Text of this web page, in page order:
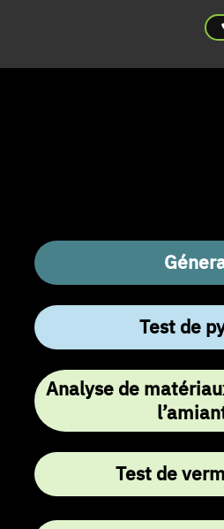
Test de
Analyse de
Test de